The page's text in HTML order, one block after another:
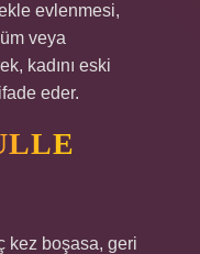
evlenmesi,
veya
kadını eski
eder.
kez boşasa, geri